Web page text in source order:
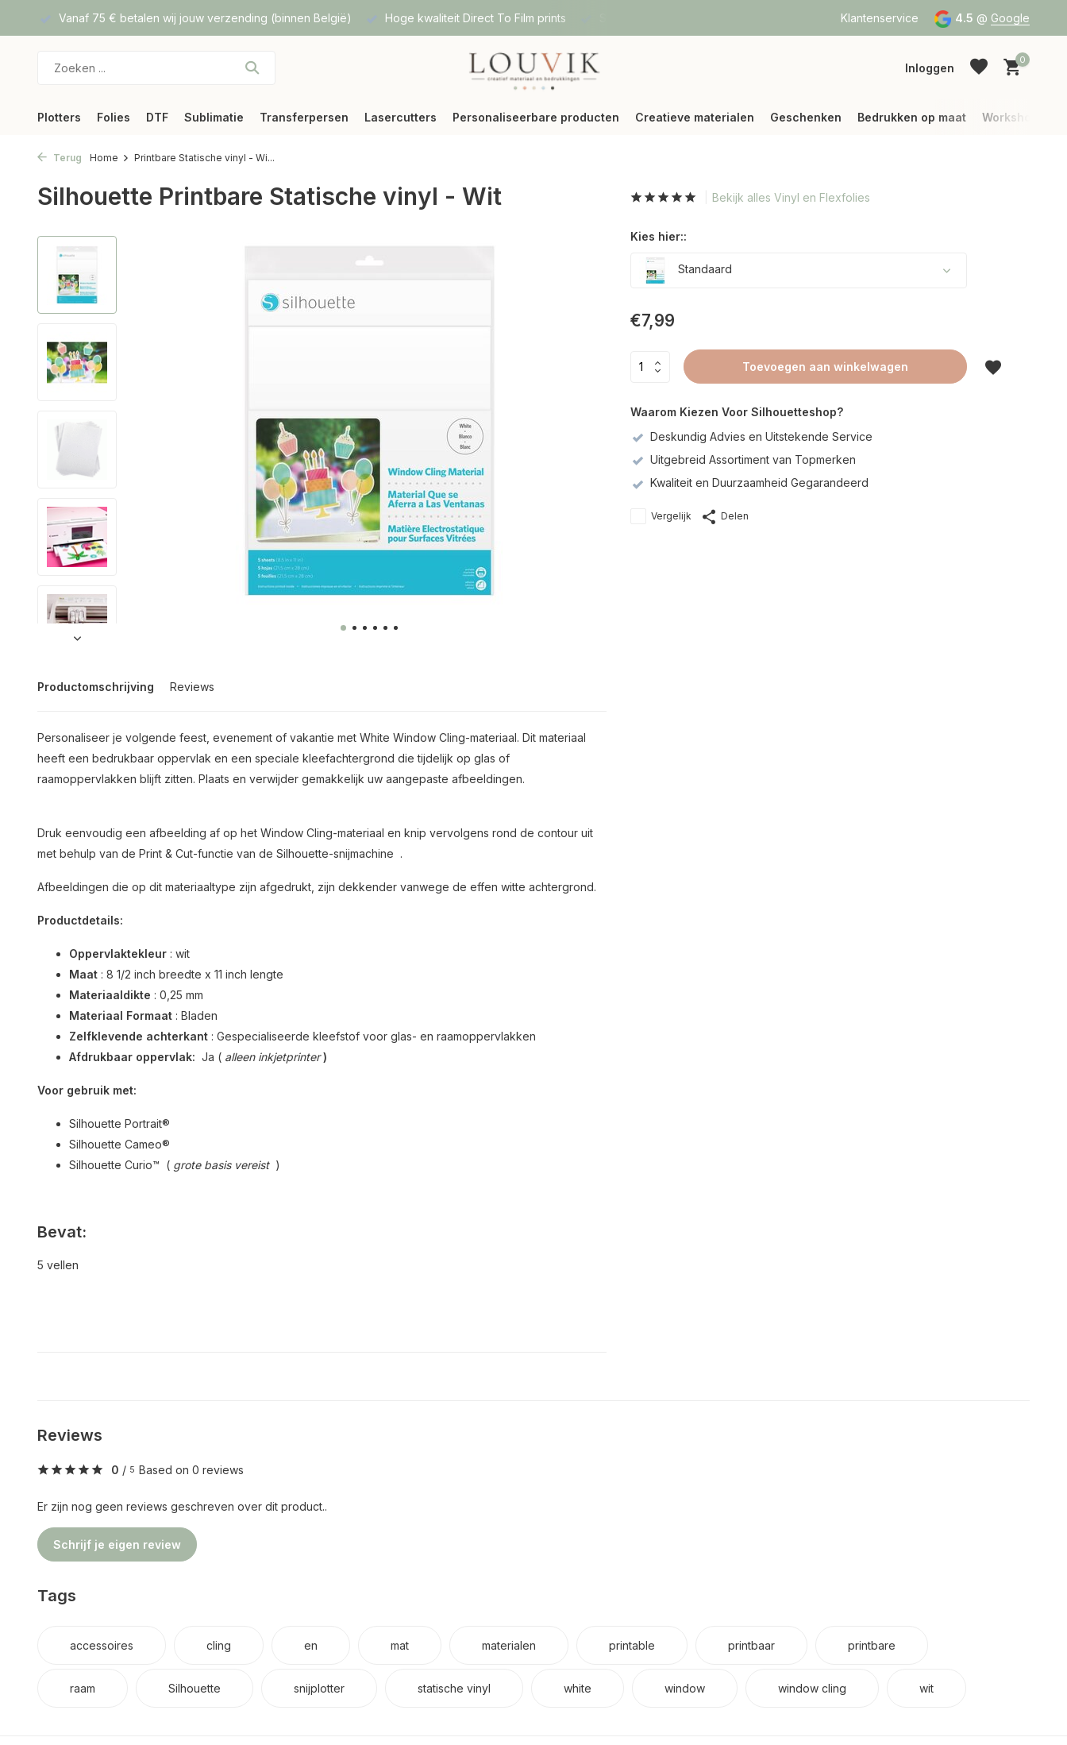
Vanaf 75 € betalen wij jouw verzending (binnen België) Hoge kwaliteit Direct To Film prints Vanaf 75 € betalen wij jouw verzending
Klantenservice 4.5 @ Google
Inloggen
0
Plotters Folies DTF Sublimatie Transferpersen Lasercutters Personaliseerbare producten Creatieve materialen Geschenken Bedrukken op maat Workshops
Terug Home Printbare Statische vinyl - Wi...
Silhouette Printbare Statische vinyl - Wit
Productomschrijving Reviews
Personaliseer je volgende feest, evenement of vakantie met White Window Cling-materiaal. Dit materiaal
heeft een bedrukbaar oppervlak en een speciale kleefachtergrond die tijdelijk op glas of
raamoppervlakken blijft zitten. Plaats en verwijder gemakkelijk uw aangepaste afbeeldingen.
Druk eenvoudig een afbeelding af op het Window Cling-materiaal en knip vervolgens rond de contour uit
met behulp van de Print & Cut-functie van de Silhouette-snijmachine .
Afbeeldingen die op dit materiaaltype zijn afgedrukt, zijn dekkender vanwege de effen witte achtergrond.
Productdetails:
Oppervlaktekleur : wit
Maat : 8 1/2 inch breedte x 11 inch lengte
Materiaaldikte : 0,25 mm
Materiaal Formaat : Bladen
Zelfklevende achterkant : Gespecialiseerde kleefstof voor glas- en raamoppervlakken
Afdrukbaar oppervlak: Ja ( alleen inkjetprinter)
Voor gebruik met:
Silhouette Portrait®
Silhouette Cameo®
Silhouette Curio™ ( grote basisvereist )
Bevat:
5 vellen
Bekijk alles Vinyl en Flexfolies
Kies hier::
Standaard
€7,99
Toevoegen aan winkelwagen
Waarom Kiezen Voor Silhouetteshop?
Deskundig Advies en Uitstekende Service
Uitgebreid Assortiment van Topmerken
Kwaliteit en Duurzaamheid Gegarandeerd
Vergelijk Delen
Reviews
0 / 5 Based on 0 reviews
Er zijn nog geen reviews geschreven over dit product..
Schrijf je eigen review
Tags
accessoires cling en mat materialen printable printbaar printbare
raam Silhouette snijplotter statische vinyl white window window cling wit